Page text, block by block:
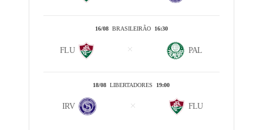
16/08BRASILEIRÃO 16:30
FLU PAL
18/08 LIBERTADORES 19:00
IRV FLU